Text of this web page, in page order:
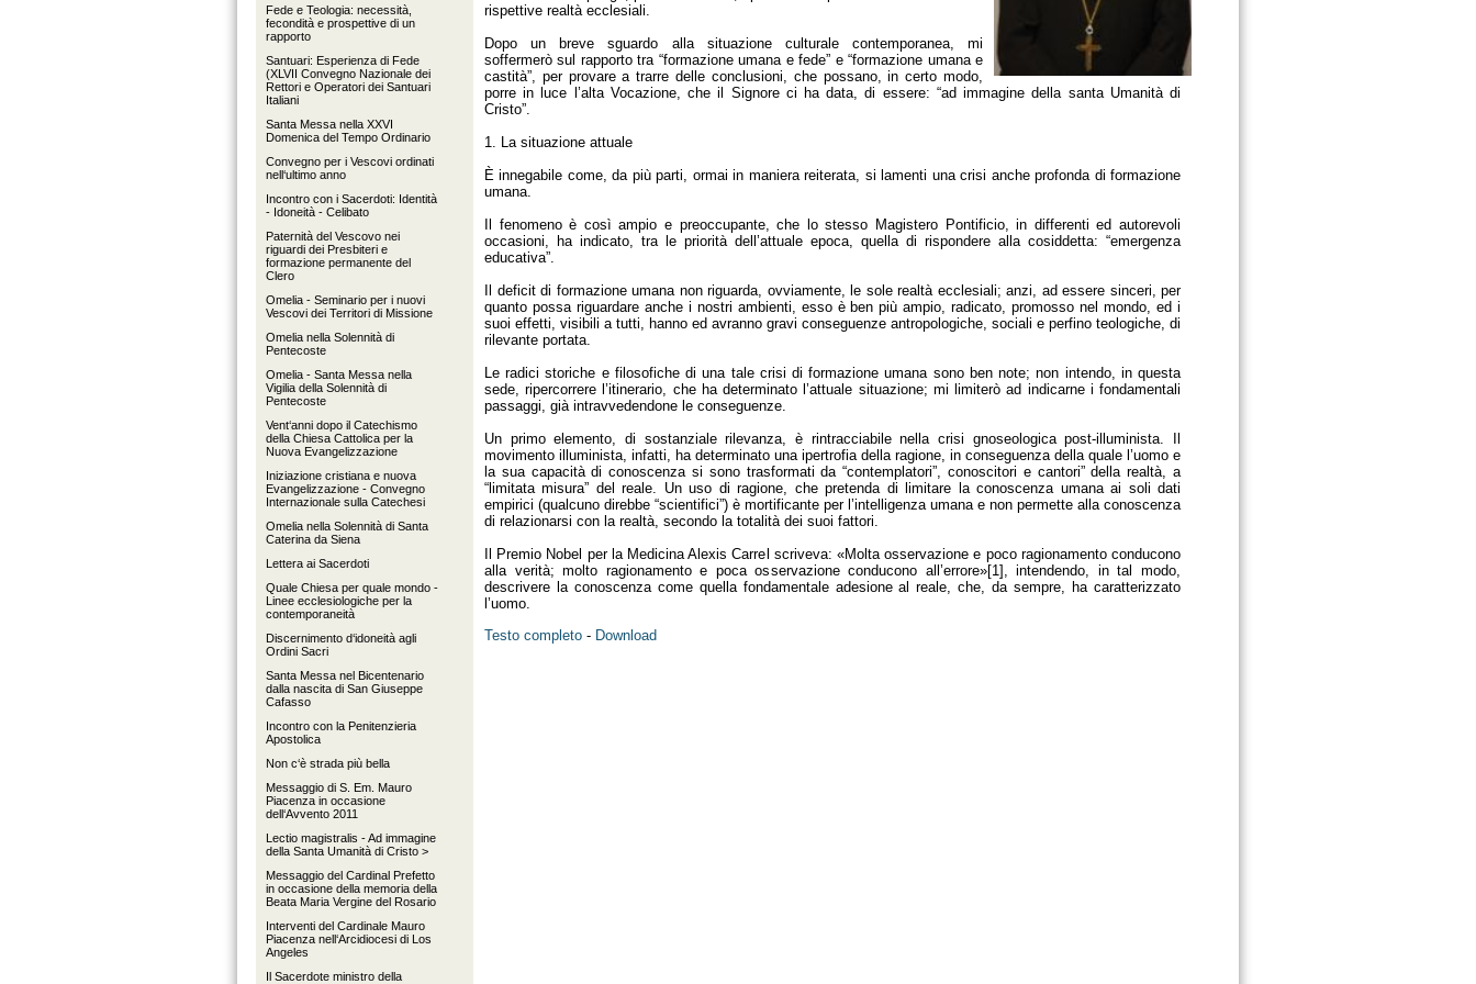
Fede e Teologia: necessità,
fecondità e prospettive di un
rapporto
Santuari: Esperienza di Fede
(XLVII Convegno Nazionale dei
Rettori e Operatori dei Santuari
Italiani
Santa Messa nella XXVI
Domenica del Tempo Ordinario
Convegno per i Vescovi ordinati
nell‘ultimo anno
Incontro con i Sacerdoti: Identità
- Idoneità - Celibato
Paternità del Vescovo nei
riguardi dei Presbiteri e
formazione permanente del
Clero
Omelia - Seminario per i nuovi
Vescovi dei Territori di Missione
Omelia nella Solennità di
Pentecoste
Omelia - Santa Messa nella
Vigilia della Solennità di
Pentecoste
Vent‘anni dopo il Catechismo
della Chiesa Cattolica per la
Nuova Evangelizzazione
Iniziazione cristiana e nuova
Evangelizzazione - Convegno
Internazionale sulla Catechesi
Omelia nella Solennità di Santa
Caterina da Siena
Lettera ai Sacerdoti
Quale Chiesa per quale mondo -
Linee ecclesiologiche per la
contemporaneità
Discernimento d‘idoneità agli
Ordini Sacri
Santa Messa nel Bicentenario
dalla nascita di San Giuseppe
Cafasso
Incontro con la Penitenzieria
Apostolica
Non c‘è strada più bella
Messaggio di S. Em. Mauro
Piacenza in occasione
dell‘Avvento 2011
Lectio magistralis - Ad immagine
della Santa Umanità di Cristo >
Messaggio del Cardinal Prefetto
in occasione della memoria della
Beata Maria Vergine del Rosario
Interventi del Cardinale Mauro
Piacenza nell‘Arcidiocesi di Los
Angeles
Il Sacerdote ministro della
rispettive realtà ecclesiali.
Dopo un breve sguardo alla situazione culturale contemporanea, mi
soffermerò sul rapporto tra “formazione umana e fede” e “formazione umana e
castità”, per provare a trarre delle conclusioni, che possano, in certo modo,
porre in luce l’alta Vocazione, che il Signore ci ha data, di essere: “ad immagine della santa Umanità di
Cristo”.
1. La situazione attuale
È innegabile come, da più parti, ormai in maniera reiterata, si lamenti una crisi anche profonda di formazione
umana.
Il fenomeno è così ampio e preoccupante, che lo stesso Magistero Pontificio, in differenti ed autorevoli
occasioni, ha indicato, tra le priorità dell’attuale epoca, quella di rispondere alla cosiddetta: “emergenza
educativa”.
Il deficit di formazione umana non riguarda, ovviamente, le sole realtà ecclesiali; anzi, ad essere sinceri, per
quanto possa riguardare anche i nostri ambienti, esso è ben più ampio, radicato, promosso nel mondo, ed i
suoi effetti, visibili a tutti, hanno ed avranno gravi conseguenze antropologiche, sociali e perfino teologiche, di
rilevante portata.
Le radici storiche e filosofiche di una tale crisi di formazione umana sono ben note; non intendo, in questa
sede, ripercorrere l’itinerario, che ha determinato l’attuale situazione; mi limiterò ad indicarne i fondamentali
passaggi, già intravvedendone le conseguenze.
Un primo elemento, di sostanziale rilevanza, è rintracciabile nella crisi gnoseologica post-illuminista. Il
movimento illuminista, infatti, ha determinato una ipertrofia della ragione, in conseguenza della quale l’uomo e
la sua capacità di conoscenza si sono trasformati da “contemplatori”, conoscitori e cantori” della realtà, a
“limitata misura” del reale. Un uso di ragione, che pretenda di limitare la conoscenza umana ai soli dati
empirici (qualcuno direbbe “scientifici”) è mortificante per l’intelligenza umana e non permette alla conoscenza
di relazionarsi con la realtà, secondo la totalità dei suoi fattori.
Il Premio Nobel per la Medicina Alexis Carrel scriveva: «Molta osservazione e poco ragionamento conducono
alla verità; molto ragionamento e poca osservazione conducono all’errore»[1], intendendo, in tal modo,
descrivere la conoscenza come quella fondamentale adesione al reale, che, da sempre, ha caratterizzato
l’uomo.
Testo completo - Download